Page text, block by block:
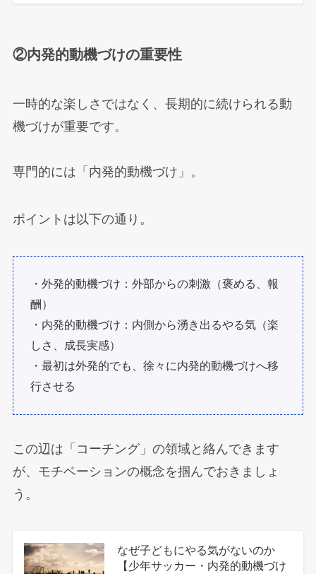
②内発的動機づけの重要性
一時的な楽しさではなく、長期的に続けられる動
機づけが重要です。
専門的には「内発的動機づけ」。
ポイントは以下の通り。
・外発的動機づけ：外部からの刺激（褒める、報
酬）
・内発的動機づけ：内側から湧き出るやる気（楽
しさ、成長実感）
・最初は外発的でも、徐々に内発的動機づけへ移
行させる
この辺は「コーチング」の領域と絡んできます
が、モチベーションの概念を掴んでおきましょ
う。
なぜ子どもにやる気がないのか
【少年サッカー・内発的動機づけ